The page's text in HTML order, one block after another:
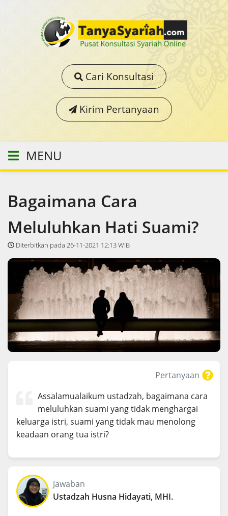
Cari Konsultasi
Kirim Pertanyaan
MENU
Bagaimana Cara
Meluluhkan Hati Suami?
Diterbitkan pada 26-11-2021 12:13 WIB
Pertanyaan
Assalamualaikum ustadzah, bagaimana cara
meluluhkan suami yang tidak menghargai
keluarga istri, suami yang tidak mau menolong
keadaan orang tua istri?
Jawaban
Ustadzah Husna Hidayati, MHI.